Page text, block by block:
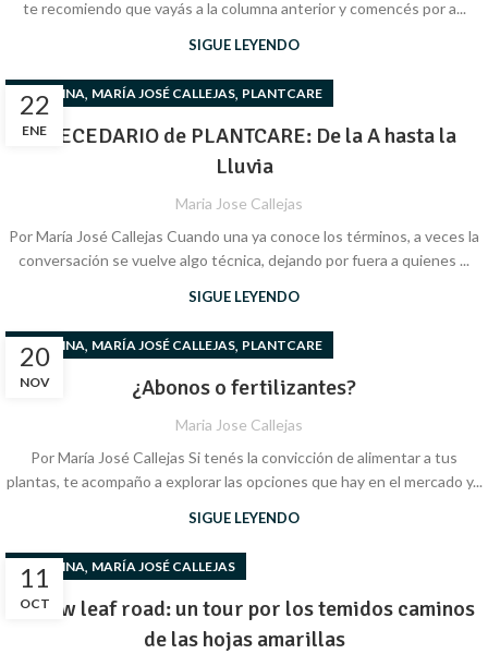
te recomiendo que vayás a la columna anterior y comencés por a...
SIGUE LEYENDO
22
ENE
COLUMNA, MARÍA JOSÉ CALLEJAS, PLANTCARE
ABECEDARIO de PLANTCARE: De la A hasta la
Lluvia
Maria Jose Callejas
Por María José Callejas Cuando una ya conoce los términos, a veces la
conversación se vuelve algo técnica, dejando por fuera a quienes ...
SIGUE LEYENDO
20
NOV
COLUMNA, MARÍA JOSÉ CALLEJAS, PLANTCARE
¿Abonos o fertilizantes?
Maria Jose Callejas
Por María José Callejas Si tenés la convicción de alimentar a tus
plantas, te acompaño a explorar las opciones que hay en el mercado y...
SIGUE LEYENDO
11
OCT
COLUMNA, MARÍA JOSÉ CALLEJAS
Yellow leaf road: un tour por los temidos caminos
de las hojas amarillas